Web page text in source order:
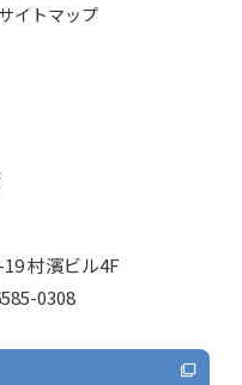
サイトマップ
村濱ビル4F
0308